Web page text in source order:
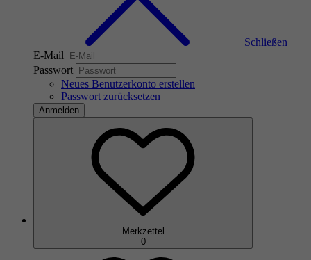
Schließen
E-Mail
Passwort
Neues Benutzerkonto erstellen
Passwort zurücksetzen
Anmelden
Merkzettel
0